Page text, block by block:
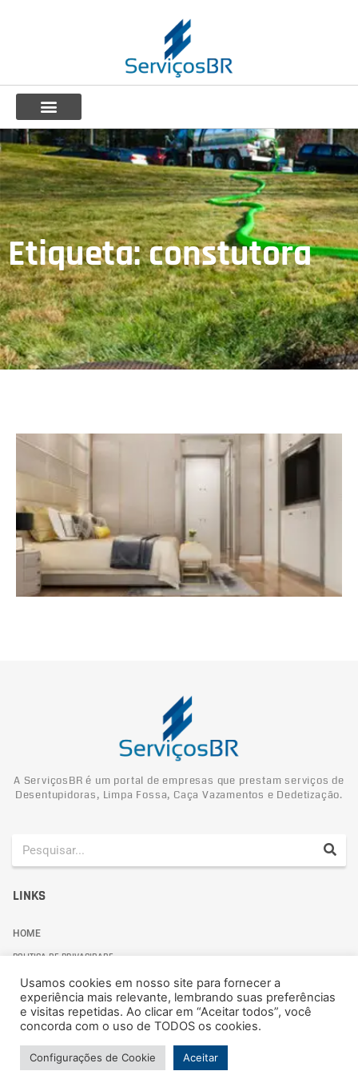
Etiqueta: constutora
A ServiçosBR é um portal de empresas que prestam serviços de
Desentupidoras, Limpa Fossa, Caça Vazamentos e Dedetização.
LINKS
HOME
POLITICA DE PRIVACIDADE
© 2024 ServiçosBR
Usamos cookies em nosso site para fornecer a
experiência mais relevante, lembrando suas preferências
e visitas repetidas. Ao clicar em “Aceitar todos”, você
concorda com o uso de TODOS os cookies.
Configurações de Cookie Aceitar